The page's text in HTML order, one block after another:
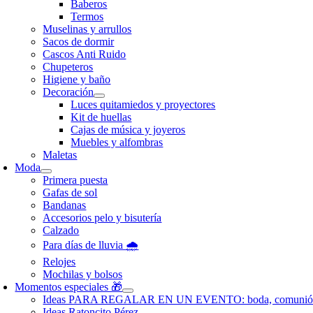
Baberos
Termos
Muselinas y arrullos
Sacos de dormir
Cascos Anti Ruido
Chupeteros
Higiene y baño
Decoración
Luces quitamiedos y proyectores
Kit de huellas
Cajas de música y joyeros
Muebles y alfombras
Maletas
Moda
Primera puesta
Gafas de sol
Bandanas
Accesorios pelo y bisutería
Calzado
Para días de lluvia 🌧️
Relojes
Mochilas y bolsos
Momentos especiales 🎁
Ideas PARA REGALAR EN UN EVENTO: boda,